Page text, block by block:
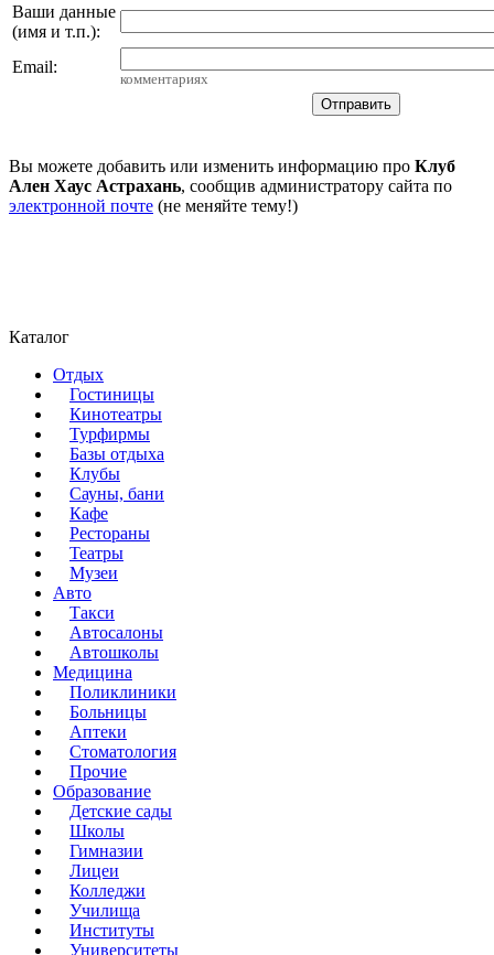
Ваши данные
(имя и т.п.):
Email:
комментариях
Вы можете добавить или изменить информацию про Клуб
Ален Хаус Астрахань, сообщив администратору сайта по
электронной почте (не меняйте тему!)
Каталог
Отдых
Гостиницы
Кинотеатры
Турфирмы
Базы отдыха
Клубы
Сауны, бани
Кафе
Рестораны
Театры
Музеи
Авто
Такси
Автосалоны
Автошколы
Медицина
Поликлиники
Больницы
Аптеки
Стоматология
Прочие
Образование
Детские сады
Школы
Гимназии
Лицеи
Колледжи
Училища
Институты
Университеты